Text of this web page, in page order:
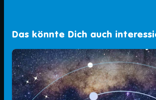
Das könnte Dich auch